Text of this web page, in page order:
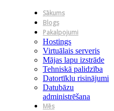
Sākums
Blogs
Pakalpojumi
Hostings
Virtuālais serveris
Mājas lapu izstrāde
Tehniskā palidzība
Datortīklu risinājumi
Datubāzu
administrēšana
Mēs